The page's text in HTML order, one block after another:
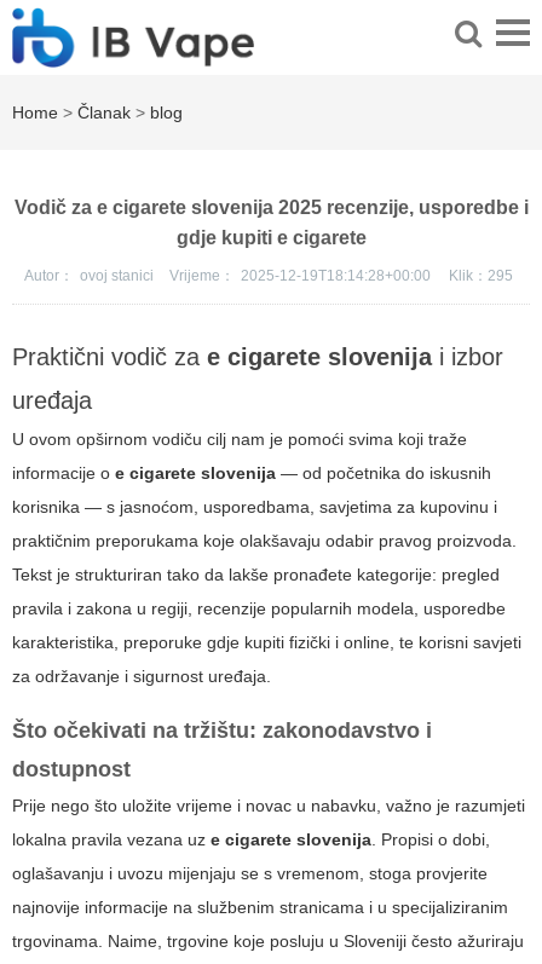
Home > Članak > blog
Vodič za e cigarete slovenija 2025 recenzije, usporedbe i
gdje kupiti e cigarete
Autor： ovoj stanici Vrijeme： 2025-12-19T18:14:28+00:00 Klik： 295
Praktični vodič za e cigarete slovenijai izbor
uređaja
U ovom opširnom vodiču cilj nam je pomoći svima koji traže
informacije o e cigarete slovenija — od početnika do iskusnih
korisnika — s jasnoćom, usporedbama, savjetima za kupovinu i
praktičnim preporukama koje olakšavaju odabir pravog proizvoda.
Tekst je strukturiran tako da lakše pronađete kategorije: pregled
pravila i zakona u regiji, recenzije popularnih modela, usporedbe
karakteristika, preporuke gdje kupiti fizički i online, te korisni savjeti
za održavanje i sigurnost uređaja.
Što očekivati na tržištu: zakonodavstvo i
dostupnost
Prije nego što uložite vrijeme i novac u nabavku, važno je razumjeti
lokalna pravila vezana uz e cigarete slovenija. Propisi o dobi,
oglašavanju i uvozu mijenjaju se s vremenom, stoga provjerite
najnovije informacije na službenim stranicama i u specijaliziranim
trgovinama. Naime, trgovine koje posluju u Sloveniji često ažuriraju